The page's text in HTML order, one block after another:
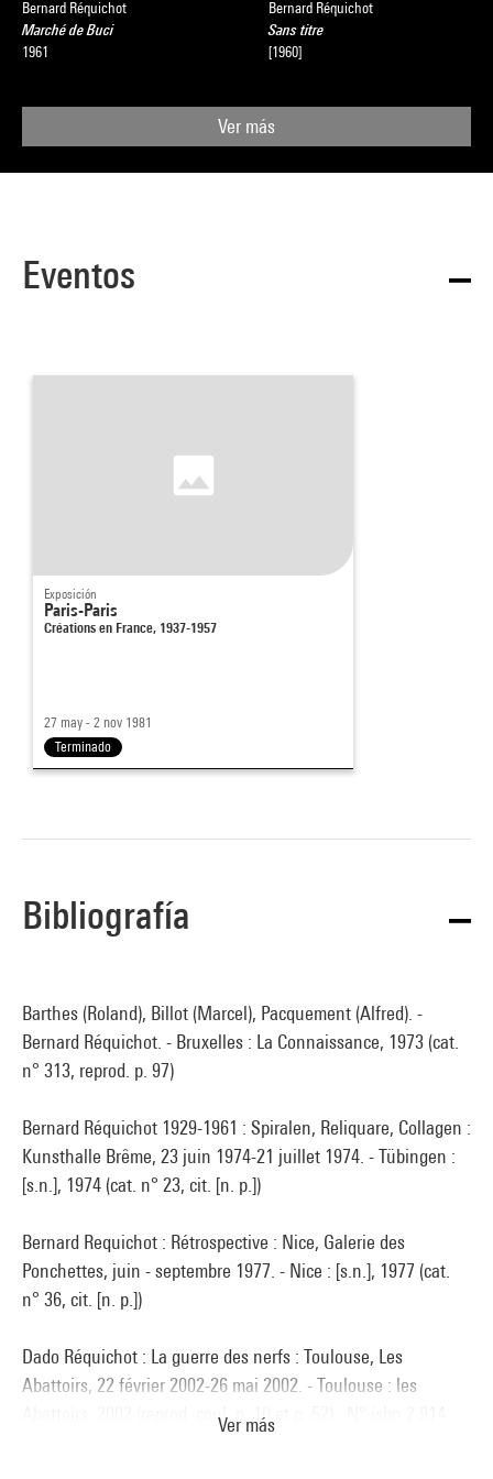
Bernard Réquichot
Marché de Buci
1961
Bernard Réquichot
Sans titre
[1960]
Ver más
Eventos
Exposición
Paris-Paris
Créations en France, 1937-1957
27 may - 2 nov 1981
Terminado
Bibliografía
Barthes (Roland), Billot (Marcel), Pacquement (Alfred). -
Bernard Réquichot. - Bruxelles : La Connaissance, 1973 (cat.
n° 313, reprod. p. 97)
Bernard Réquichot 1929-1961 : Spiralen, Reliquare, Collagen :
Kunsthalle Brême, 23 juin 1974-21 juillet 1974. - Tübingen :
[s.n.], 1974 (cat. n° 23, cit. [n. p.])
Bernard Requichot : Rétrospective : Nice, Galerie des
Ponchettes, juin - septembre 1977. - Nice : [s.n.], 1977 (cat.
n° 36, cit. [n. p.])
Dado Réquichot : La guerre des nerfs : Toulouse, Les
Abattoirs, 22 février 2002-26 mai 2002. - Toulouse : les
Abattoirs, 2002 (reprod. coul. p. 10 et p. 52) . N° isbn 2.914
Ver más